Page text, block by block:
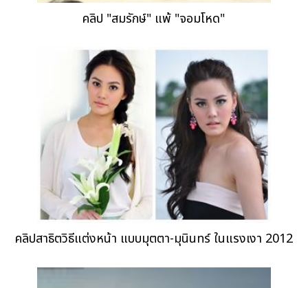
คลิป "สมรักษ์" แพ้ "จอมโหด"
คลิปสาธิตวิธีแต่งหน้า แบบมุตตา-มุนินทร์ ในแรงเงา 2012